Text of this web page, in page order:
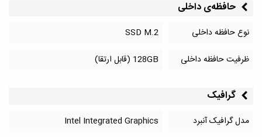
حافظه‌‌ی داخلی
نوع حافظه داخلی
SSD M.2
ظرفیت حافظه داخلی
128GB (قابل ارتقا)
گرافیک
مدل گرافیک آنبرد Intel Integrated Graphics